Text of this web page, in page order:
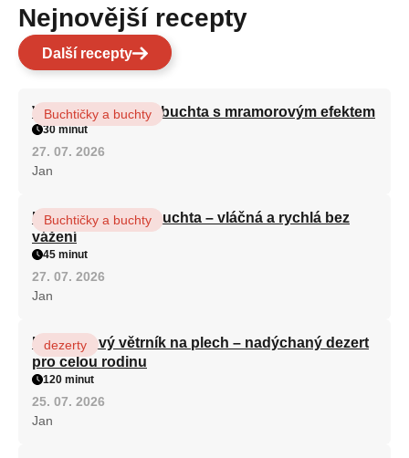
Nejnovější recepty
Další recepty
Vláčná olejová litá buchta s mramorovým efektem
Buchtičky a buchty
30 minut
27. 07. 2026
Jan
Hrnková maková buchta – vláčná a rychlá bez
vážení
Buchtičky a buchty
45 minut
27. 07. 2026
Jan
Karamelový větrník na plech – nadýchaný dezert
pro celou rodinu
dezerty
120 minut
25. 07. 2026
Jan